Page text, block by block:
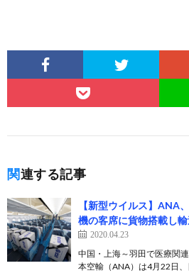
関連する記事
【新型ウイルス】ANA
機の客席に貨物搭載し
2020.04.23
中国・上海～羽田で医療関
本空輸（ANA）は4月22日